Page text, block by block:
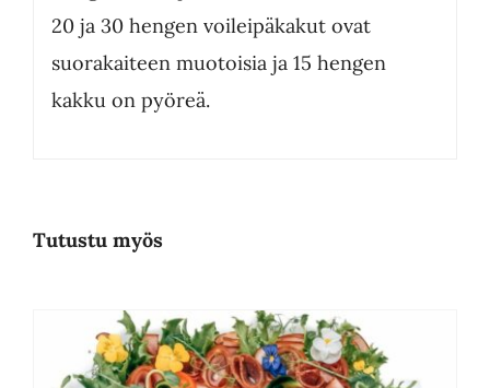
20 ja 30 hengen voileipäkakut ovat
suorakaiteen muotoisia ja 15 hengen
kakku on pyöreä.
Tutustu myös